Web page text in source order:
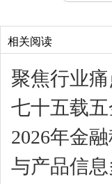
相关阅读
聚焦行业
七十五载
2026年金
与产品信